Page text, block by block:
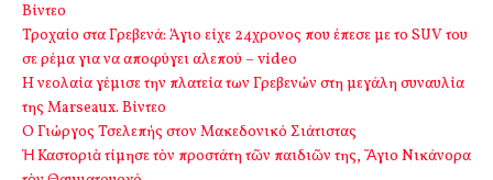
Βίντεο
Τροχαίο στα Γρεβενά: Άγιο είχε 24χρονος που έπεσε με το SUV του
σε ρέμα για να αποφύγει αλεπού – video
Η νεολαία γέμισε την πλατεία των Γρεβενών στη μεγάλη συναυλία
της Marseaux. Βίντεο
Ο Γιώργος Τσελεπής στον Μακεδονικό Σιάτιστας
Ἡ Καστοριὰ τίμησε τὸν προστάτη τῶν παιδιῶν της, Ἅγιο Νικάνορα